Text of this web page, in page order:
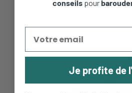
conseils pour
Je profite de